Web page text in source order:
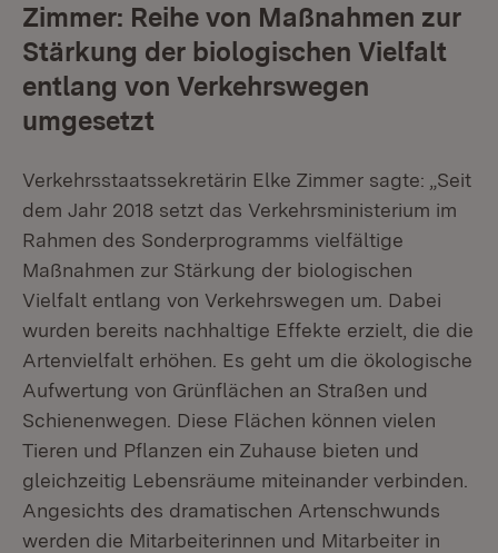
Zimmer: Reihe von Maßnahmen zur
Stärkung der biologischen Vielfalt
entlang von Verkehrswegen
umgesetzt
Verkehrsstaatssekretärin Elke Zimmer sagte: „Seit
dem Jahr 2018 setzt das Verkehrsministerium im
Rahmen des Sonderprogramms vielfältige
Maßnahmen zur Stärkung der biologischen
Vielfalt entlang von Verkehrswegen um. Dabei
wurden bereits nachhaltige Effekte erzielt, die die
Artenvielfalt erhöhen. Es geht um die ökologische
Aufwertung von Grünflächen an Straßen und
Schienenwegen. Diese Flächen können vielen
Tieren und Pflanzen ein Zuhause bieten und
gleichzeitig Lebensräume miteinander verbinden.
Angesichts des dramatischen Artenschwunds
werden die Mitarbeiterinnen und Mitarbeiter in